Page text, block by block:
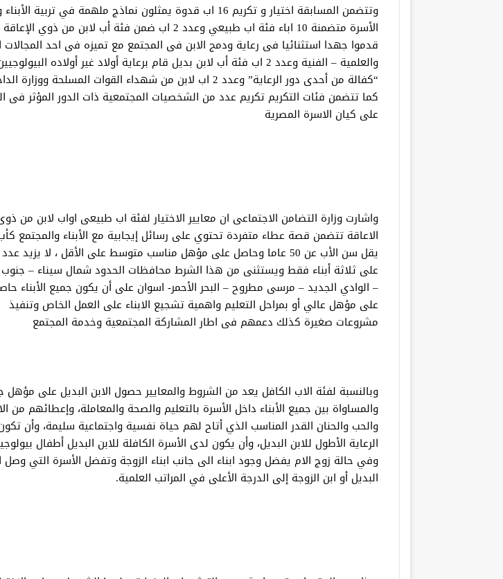
وتتضمن المسابقة اختيار و تكريم 16 اب قدوة يمثلون نماذج ملهمة في تربية
الأسرة متضمنة 10 اباء فئة اب طبيعي وعدد 2 اب ضمن فئة أب لابن من ذوي
قدموا جهدا استثنائيا فى رعاية ودمج الابن فى المجتمع مع تميزه فى احد المجالات
والعلمية – الفنية وعدد 2 اب فئة أب لابن بديل قام برعاية أولاد غير أولاده
“كفالة من أحدى دور الرعاية” وعدد 2 اب لابن من شهداء القوات المسلحة ووزارة
كما تتضمن فئات التكريم تكريم عدد من الشخصيات المجتمعية ذات الدور المؤثر فى
على كيان الاسرة المصرية
واشارت وزارة التضامن الاجتماعى ان معايير الاختيار لفئة اب طبيعى اواب لابن من
الاعاقة تتضمن قصة عطاء متفردة تحتوي على رسائل إيجابية مع الأبناء والمجتمع
يقل سن الأب عن 50 عاما وحاصل على مؤهل مناسب متوسط على الأقل ، لا يزيد عدد
على ثلاثة أبناء فقط ويستثنى من هذا الشرط محافظات الحدود شمال سيناء – جنوب
– الوادي الجديد – مرسى مطروح – البحر الأحمر- اسوان على أن يكون جميع الأبناء
على مؤهل عالي أو بمراحل التعليم واهمية تشجيع الابناء على العمل الخاص وتنفيذ
مشروعات صغيرة كذلك دعمهم فى اطار المشاركة المجتمعية وخدمة المجتمع
وبالنسبة لفئة الاب الكافل يعد من الشروط والمعايير حصول الابن البديل على
والمساواة بين جميع الأبناء داخل الأسرة بالتعليم والصحة والمعاملة، وإعطائهم من
والحب والحنان القدر المناسب الذي أتاح لهم حياة نفسية واجتماعية سليمة، وأن
الرعاية الأطول للابن البديل، وأن يكون لدى الأسرة الكافلة للابن البديل أطفال
وفي حالة زوج الام يفضل وجود ابناء الى جانب ابناء الزوجة وتفضل الأسرة التي وصل
البديل أو ابن الزوجة إلى الدرجة الأعلى في المراتب العلمية.